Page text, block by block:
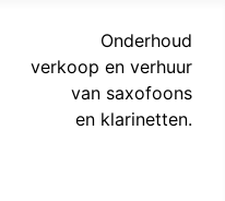
Onderhoud
verkoop en verhuur
van saxofoons
en klarinetten.